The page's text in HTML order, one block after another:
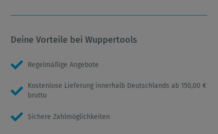
Deine Vorteile bei Wuppertools
Regelmäßige Angebote
Kostenlose Lieferung innerhalb Deutschlands ab 150,00 €
brutto
Sichere Zahlmöglichkeiten